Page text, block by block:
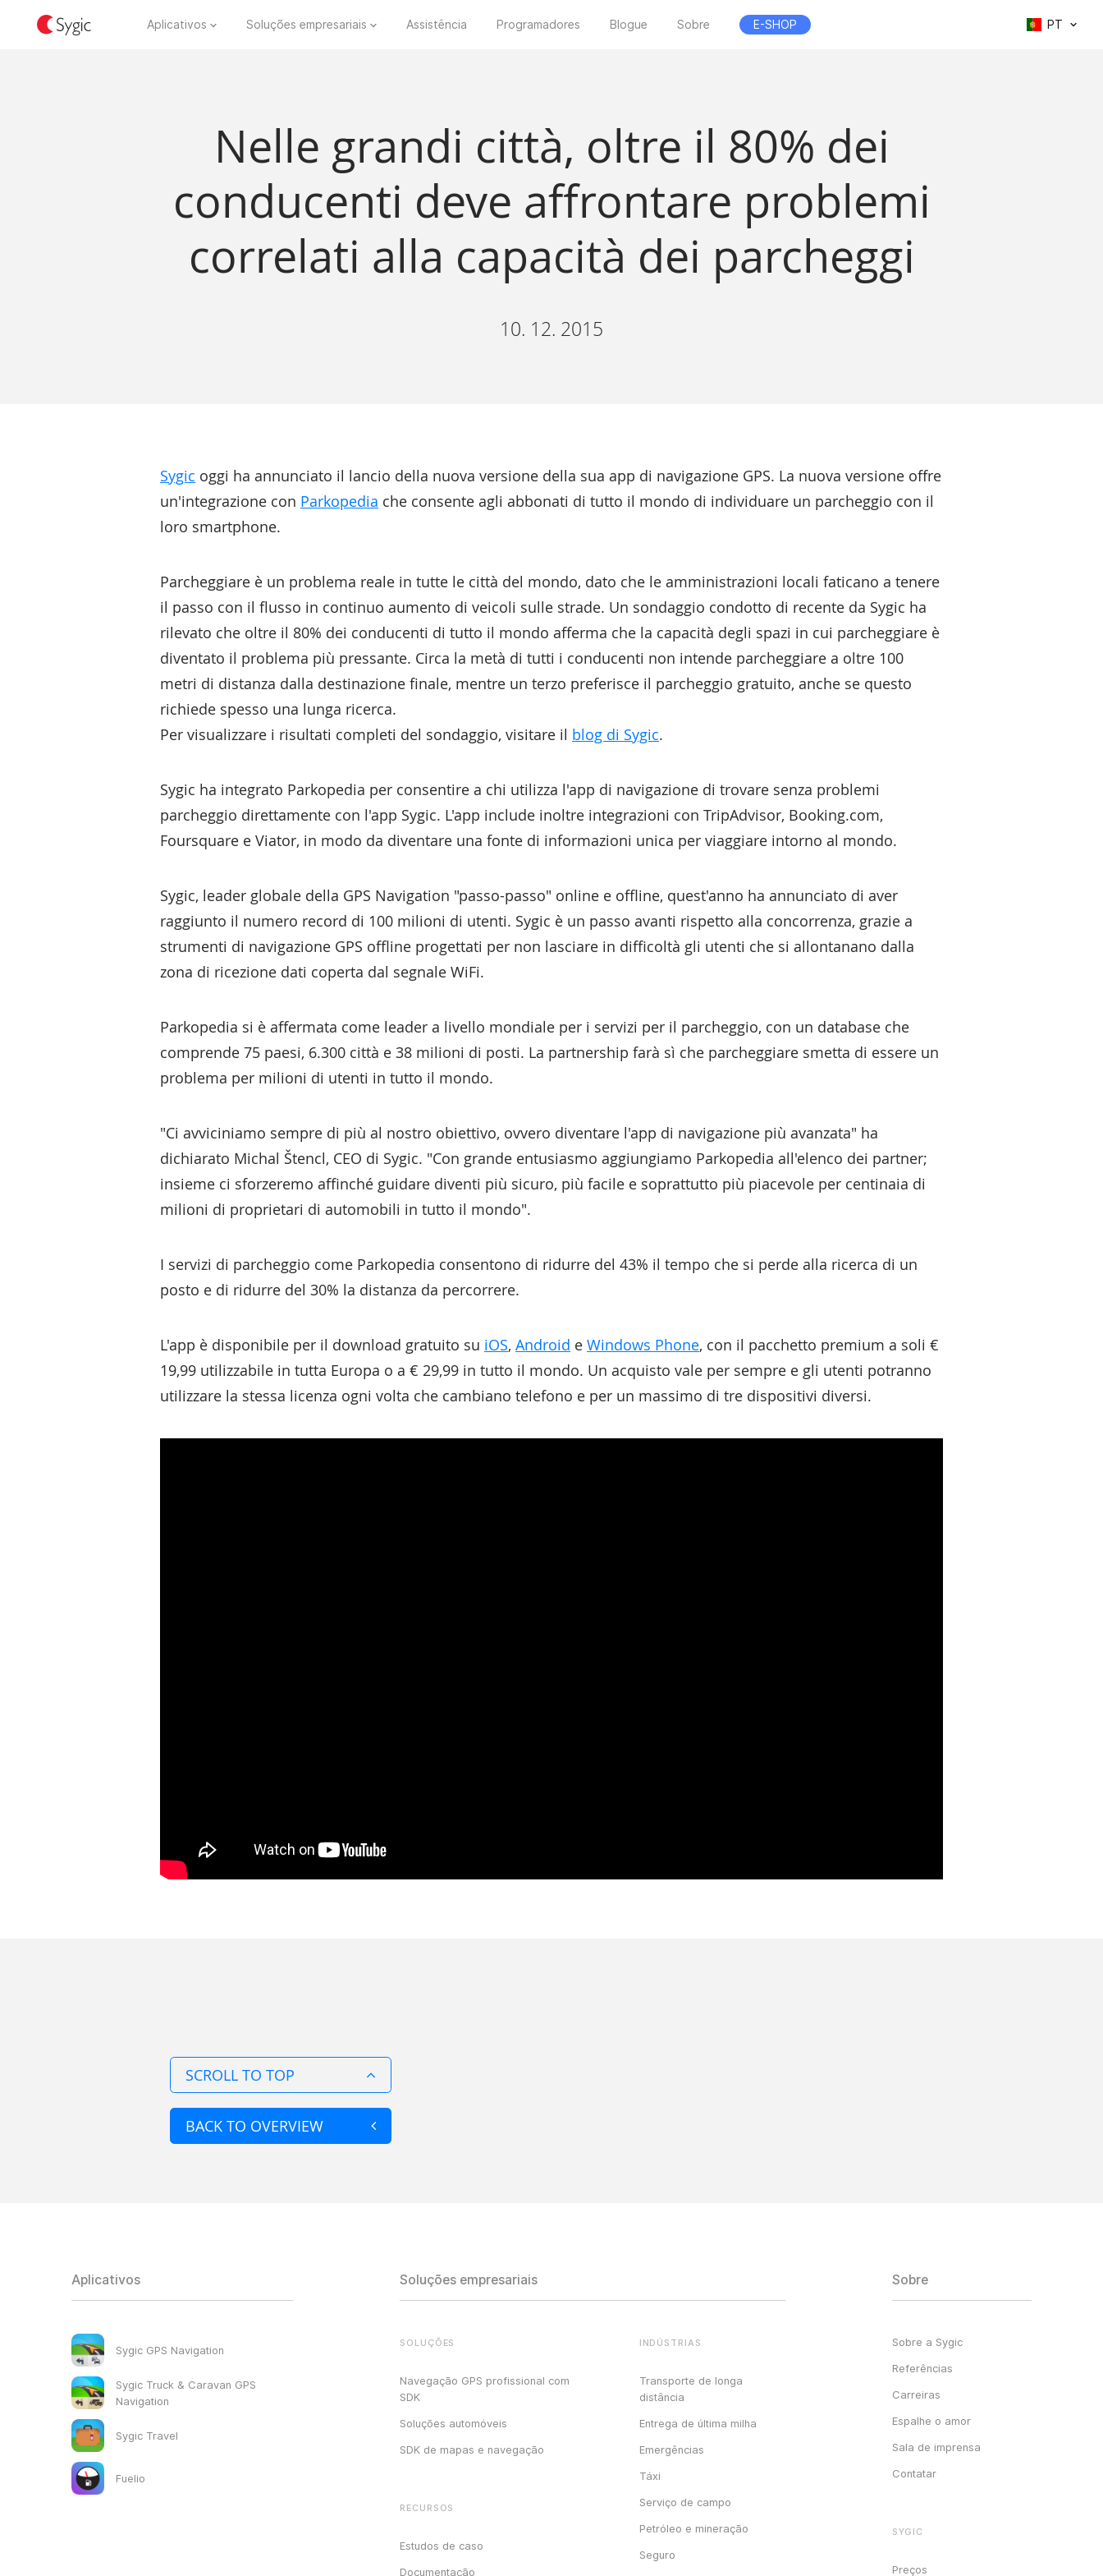
Aplicativos Soluções empresariais Assistência Programadores Blogue Sobre E-SHOP PT
Nelle grandi città, oltre il 80% dei
conducenti deve affrontare problemi
correlati alla capacità dei parcheggi
10. 12. 2015
Sygic oggi ha annunciato il lancio della nuova versione della sua app di navigazione GPS. La nuova versione offre
un'integrazione con Parkopedia che consente agli abbonati di tutto il mondo di individuare un parcheggio con il
loro smartphone.
Parcheggiare è un problema reale in tutte le città del mondo, dato che le amministrazioni locali faticano a tenere
il passo con il flusso in continuo aumento di veicoli sulle strade. Un sondaggio condotto di recente da Sygic ha
rilevato che oltre il 80% dei conducenti di tutto il mondo afferma che la capacità degli spazi in cui parcheggiare è
diventato il problema più pressante. Circa la metà di tutti i conducenti non intende parcheggiare a oltre 100
metri di distanza dalla destinazione finale, mentre un terzo preferisce il parcheggio gratuito, anche se questo
richiede spesso una lunga ricerca.
Per visualizzare i risultati completi del sondaggio, visitare il blog di Sygic.
Sygic ha integrato Parkopedia per consentire a chi utilizza l'app di navigazione di trovare senza problemi
parcheggio direttamente con l'app Sygic. L'app include inoltre integrazioni con TripAdvisor, Booking.com,
Foursquare e Viator, in modo da diventare una fonte di informazioni unica per viaggiare intorno al mondo.
Sygic, leader globale della GPS Navigation "passo-passo" online e offline, quest'anno ha annunciato di aver
raggiunto il numero record di 100 milioni di utenti. Sygic è un passo avanti rispetto alla concorrenza, grazie a
strumenti di navigazione GPS offline progettati per non lasciare in difficoltà gli utenti che si allontanano dalla
zona di ricezione dati coperta dal segnale WiFi.
Parkopedia si è affermata come leader a livello mondiale per i servizi per il parcheggio, con un database che
comprende 75 paesi, 6.300 città e 38 milioni di posti. La partnership farà sì che parcheggiare smetta di essere un
problema per milioni di utenti in tutto il mondo.
"Ci avviciniamo sempre di più al nostro obiettivo, ovvero diventare l'app di navigazione più avanzata" ha
dichiarato Michal Štencl, CEO di Sygic. "Con grande entusiasmo aggiungiamo Parkopedia all'elenco dei partner;
insieme ci sforzeremo affinché guidare diventi più sicuro, più facile e soprattutto più piacevole per centinaia di
milioni di proprietari di automobili in tutto il mondo".
I servizi di parcheggio come Parkopedia consentono di ridurre del 43% il tempo che si perde alla ricerca di un
posto e di ridurre del 30% la distanza da percorrere.
L'app è disponibile per il download gratuito su iOS, Android e Windows Phone, con il pacchetto premium a soli €
19,99 utilizzabile in tutta Europa o a € 29,99 in tutto il mondo. Un acquisto vale per sempre e gli utenti potranno
utilizzare la stessa licenza ogni volta che cambiano telefono e per un massimo di tre dispositivi diversi.
SCROLL TO TOP
BACK TO OVERVIEW
Aplicativos
Sygic GPS Navigation
Sygic Truck & Caravan GPS
Navigation
Sygic Travel
Fuelio
Soluções empresariais
SOLUÇÕES
Navegação GPS profissional com
SDK
Soluções automóveis
SDK de mapas e navegação
RECURSOS
Estudos de caso
Documentação
INDÚSTRIAS
Transporte de longa
distância
Entrega de última milha
Emergências
Táxi
Serviço de campo
Petróleo e mineração
Seguro
Sobre
Sobre a Sygic
Referências
Carreiras
Espalhe o amor
Sala de imprensa
Contatar
SYGIC
Preços